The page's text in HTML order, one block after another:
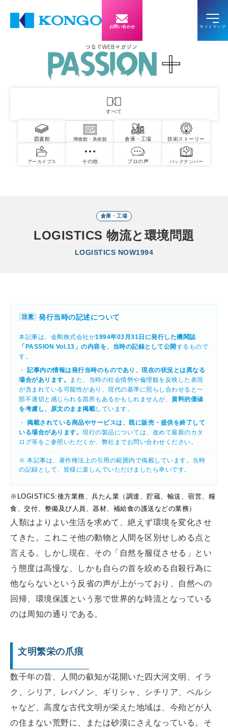
お問い合わせ
すべて
図書館 博物館・美術館 倉庫・工場 技術ストーリー
アーカイブス その他 プロの声 バックナンバー
倉庫・工場
LOGISTICS 物流と環境問題
LOGISTICS NOW1994
注意 発行当時の記述について
本記事は、金剛株式会社が1994年03月31日に発行した機関誌
「PASSION Vol.13」の内容を、当時の記録として公開するもので
す。
・ 記事内の情報は発行当時のものであり、現在の状況とは異なる
場合があります。
また、当時の社会情勢や倫理観を反映した表現
が含まれている可能性があり、現代の基準に照らし合わせると一
部不適切と感じられる箇所もあるかもしれませんが、 資料的価値
を考慮し、原文のまま掲載しています。
・ 掲載されている商品やサービスは、既に販売・提供を終了して
いる場合があります。 現行の製品については、改めて最新のカタ
ログ等をご参照いただくか、弊社までお問い合わせください。
※ 本記事は、著作権法上の引用の範囲内で掲載しています。当時
の記録として、皆様に楽しんでいただけましたら幸いです。
※LOGISTICS:後方業務、兵たん業（調達、貯蔵、輸送、宿営、糧
食、交付、整備及び人員、器材、補給食の護送などの業務）
人類はよりよい生活を求めて、絶えず環境を変化させ
てきた。これこそ他の動物と人間を区別せしめる点と
言える。しかし現在、その「自然を服従させる」とい
う態度は高慢な、しかも自らの首を絞める自殺行為に
他ならないという反省の声が上がっており、自然への
回帰、環境保護という形で世界的な時流となっている
のは周知の通りである。
文明繁栄の爪痕
数千年の昔、人間の叡知が花開いた四大河文明、イラ
ク、シリア、レバノン、ギリシャ、シチリア、ペルシ
ャなど、高度な古代文明が栄えた地域は、今殆どが人
の住まない荒野に、または砂漠にさえなっている。そ